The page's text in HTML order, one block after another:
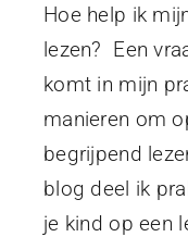
Hoe help ik
lezen? Een
komt in mijn
manieren om
begrijpend
blog deel ik
je kind op een